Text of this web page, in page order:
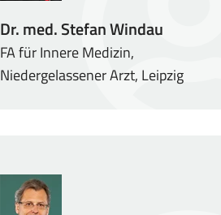
Dr. med. Stefan Windau
FA für Innere Medizin,
Niedergelassener Arzt, Leipzig